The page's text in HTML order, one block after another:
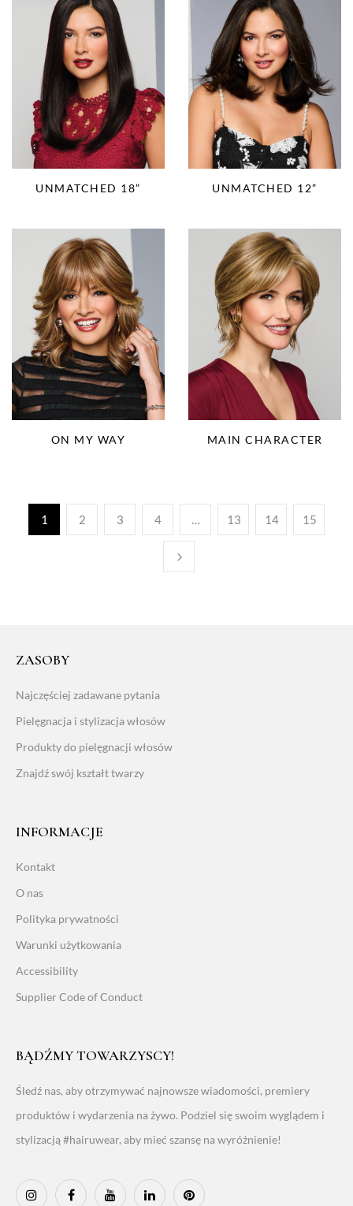
UNMATCHED 18” UNMATCHED 12”
ON MY WAY MAIN CHARACTER
1 2 3 4 … 13 14 15
ZASOBY
Najczęściej zadawane pytania
Pielęgnacja i stylizacja włosów
Produkty do pielęgnacji włosów
Znajdź swój kształt twarzy
INFORMACJE
Kontakt
O nas
Polityka prywatności
Warunki użytkowania
Accessibility
Supplier Code of Conduct
BĄDŹMY TOWARZYSCY!
Śledź nas, aby otrzymywać najnowsze wiadomości, premiery
produktów i wydarzenia na żywo. Podziel się swoim wyglądem i
stylizacją #hairuwear, aby mieć szansę na wyróżnienie!